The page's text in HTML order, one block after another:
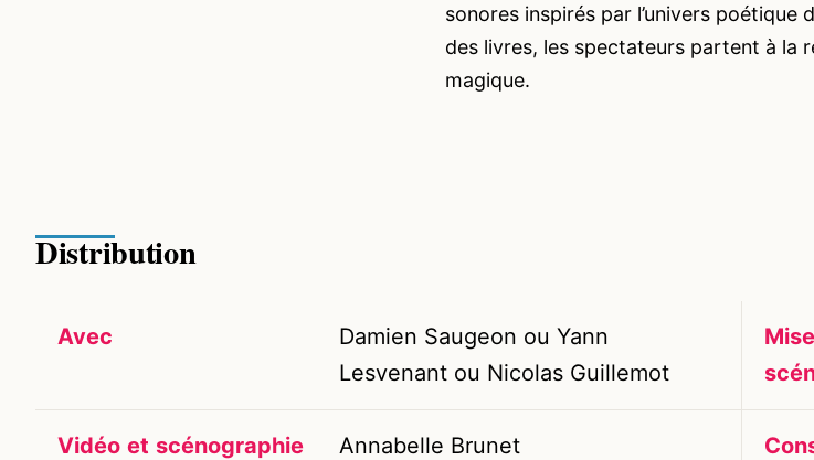
sonores inspirés par l’univers poétique
des livres, les spectateurs partent à la
magique.
Distribution
Avec
Damien Saugeon ou Yann
Lesvenant ou Nicolas Guillemot
Vidéo et scénographie Annabelle Brunet